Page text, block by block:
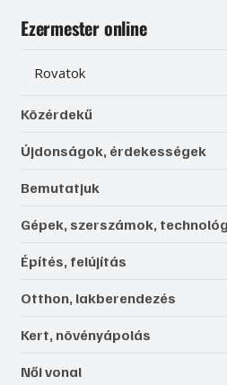
Ezermester online
Rovatok
Közérdekű
Újdonságok, érdekességek
Bemutatjuk
Gépek, szerszámok,
Építés, felújítás
Otthon, lakberendezés
Kert, növényápolás
Női vonal